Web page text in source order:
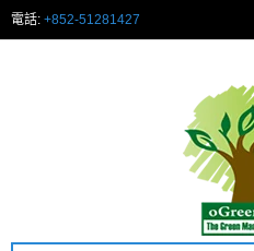
電話: +852-51281427